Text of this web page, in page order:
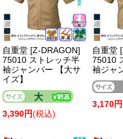
自重堂 [Z-DRAGON]
75010 ストレッチ半
袖ジャンパー 【大サ
イズ】
3,390円(税込)
自重堂
75010
袖ジャ
3,170円